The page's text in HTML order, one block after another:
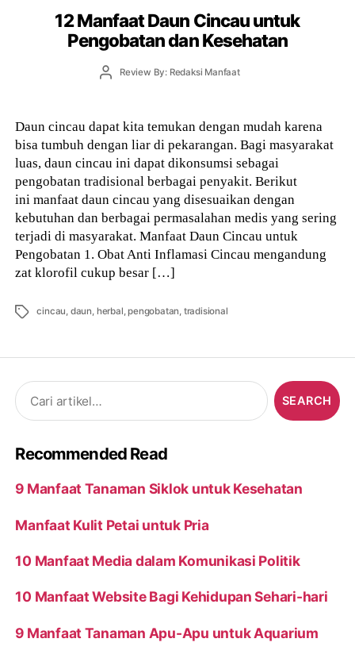
12 Manfaat Daun Cincau untuk
Pengobatan dan Kesehatan
PostReview By: Redaksi Manfaat
Daun cincau dapat kita temukan dengan mudah karena
bisa tumbuh dengan liar di pekarangan. Bagi masyarakat
luas, daun cincau ini dapat dikonsumsi sebagai
pengobatan tradisional berbagai penyakit. Berikut
ini manfaat daun cincau yang disesuaikan dengan
kebutuhan dan berbagai permasalahan medis yang sering
terjadi di masyarakat. Manfaat Daun Cincau untuk
Pengobatan 1. Obat Anti Inflamasi Cincau mengandung
zat klorofil cukup besar […]
Tags cincau, daun, herbal,pengobatan, tradisional
Search
for:
Recommended Read
9 Manfaat Tanaman Siklok untuk Kesehatan
Manfaat Kulit Petai untuk Pria
10 Manfaat Media dalam Komunikasi Politik
10 Manfaat Website Bagi Kehidupan Sehari-hari
9 Manfaat Tanaman Apu-Apu untuk Aquarium